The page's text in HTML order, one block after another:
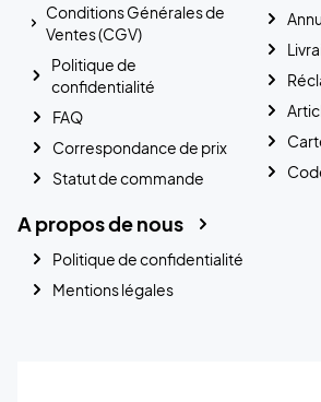
Conditions Générales de
Ventes (CGV)
Politique de
confidentialité
FAQ
Correspondance de prix
Statut de commande
A propos de nous
Politique de confidentialité
Mentions légales